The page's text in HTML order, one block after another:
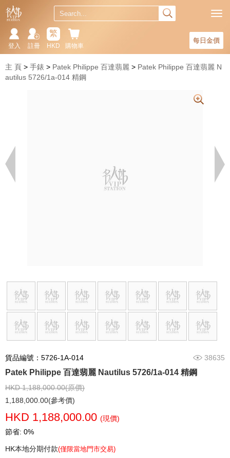
每日金價
購物車
繁
HKD
註冊
登入
主 頁 手錶 Patek Philippe 百達翡麗
Patek Philippe 百達翡麗 N
autilus 5726/1a-014 精鋼
貨品編號：5726-1A-014 38635
Patek Philippe 百達翡麗 Nautilus 5726/1a-014 精鋼
HKD 1,188,000.00(原價)
1,188,000.00(參考價)
HKD 1,188,000.00 (現價)
節省: 0%
HK本地分期付款(僅限當地門市交易)